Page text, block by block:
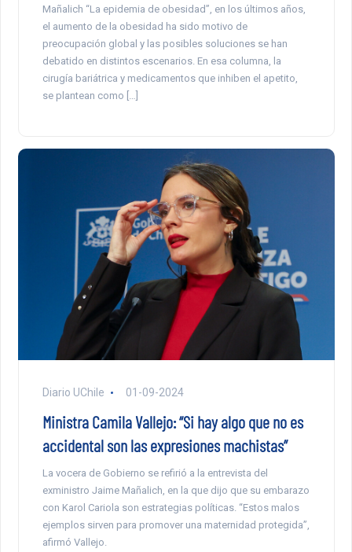
Mañalich “La epidemia de obesidad”, en los últimos años,
el aumento de la obesidad ha sido motivo de
preocupación global y las posibles soluciones se han
debatido en distintos escenarios. En esa columna, la
cirugía bariátrica y medicamentos que inhiben el apetito,
se plantean como […]
Diario UChile 01-09-2024
Ministra Camila Vallejo: “Si hay algo que no es
accidental son las expresiones machistas”
La vocera de Gobierno se refirió a la entrevista del
exministro Jaime Mañalich, en la que dijo que su embarazo
con Karol Cariola son estrategias políticas. “Estos malos
ejemplos sirven para promover una maternidad protegida”,
afirmó Vallejo.